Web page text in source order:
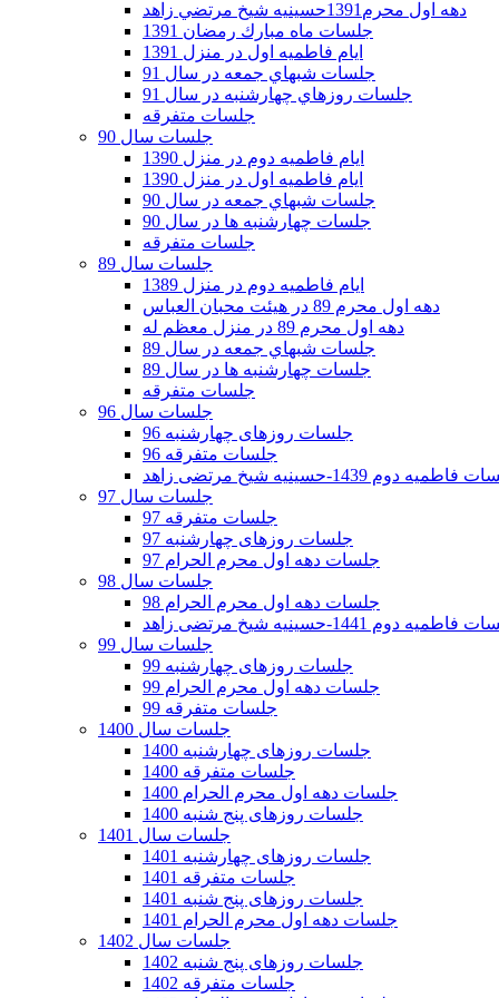
دهه اول محرم1391حسينيه شيخ مرتضي زاهد
جلسات ماه مبارك رمضان 1391
ايام فاطميه اول در منزل 1391
جلسات شبهاي جمعه در سال 91
جلسات روزهاي چهارشنبه در سال 91
جلسات متفرقه
جلسات سال 90
ایام فاطمیه دوم در منزل 1390
ایام فاطمیه اول در منزل 1390
جلسات شبهاي جمعه در سال 90
جلسات چهارشنبه ها در سال 90
جلسات متفرقه
جلسات سال 89
ایام فاطمیه دوم در منزل 1389
دهه اول محرم 89 در هیئت محبان العباس
دهه اول محرم 89 در منزل معظم له
جلسات شبهاي جمعه در سال 89
جلسات چهارشنبه ها در سال 89
جلسات متفرقه
جلسات سال 96
جلسات روزهای چهارشنبه 96
جلسات متفرقه 96
دوم 1439-حسینیه شیخ مرتضی زاهد
جلسات سال 97
جلسات متفرقه 97
جلسات روزهای چهارشنبه 97
جلسات دهه اول محرم الحرام 97
جلسات سال 98
جلسات دهه اول محرم الحرام 98
دوم 1441-حسینیه شیخ مرتضی زاهد
جلسات سال 99
جلسات روزهای چهارشنبه 99
جلسات دهه اول محرم الحرام 99
جلسات متفرقه 99
جلسات سال 1400
جلسات روزهای چهارشنبه 1400
جلسات متفرقه 1400
جلسات دهه اول محرم الحرام 1400
جلسات روزهای پنج شنبه 1400
جلسات سال 1401
جلسات روزهای چهارشنبه 1401
جلسات متفرقه 1401
جلسات روزهای پنج شنبه 1401
جلسات دهه اول محرم الحرام 1401
جلسات سال 1402
جلسات روزهای پنج شنبه 1402
جلسات متفرقه 1402